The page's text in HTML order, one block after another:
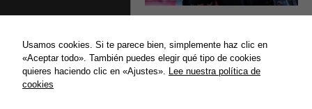
En la publicación de hoy
os quiero presentar este video que
habla sobre mí, podréis conocerme
un poco más, ver mi día...
Política de privacidad
Usamos cookies. Si te parece bien, simplemente haz clic en
«Aceptar todo». También puedes elegir qué tipo de cookies
quieres haciendo clic en «Ajustes». Lee nuestra política de
cookies